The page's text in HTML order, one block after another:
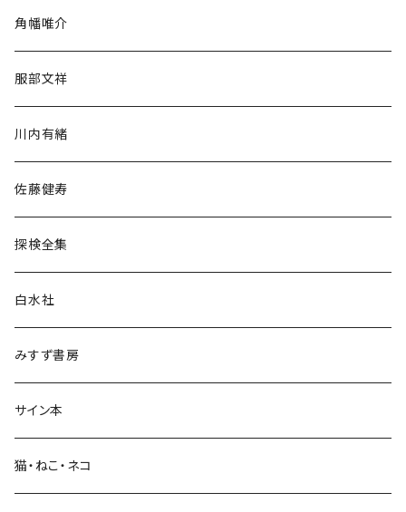
民族・風習
言語・ことば
角幡唯介
服部文祥
川内有緒
佐藤健寿
探検全集
白水社
みすず書房
サイン本
猫・ねこ・ネコ